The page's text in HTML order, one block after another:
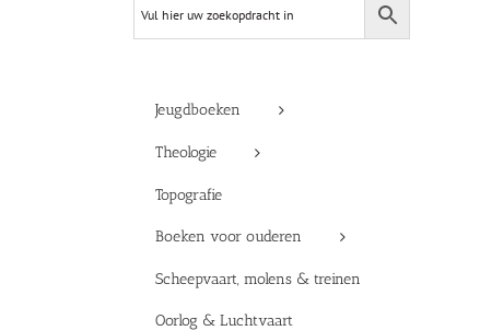
Jeugdboeken
Theologie
Topografie
Boeken voor ouderen
Scheepvaart, molens & treinen
Oorlog & Luchtvaart